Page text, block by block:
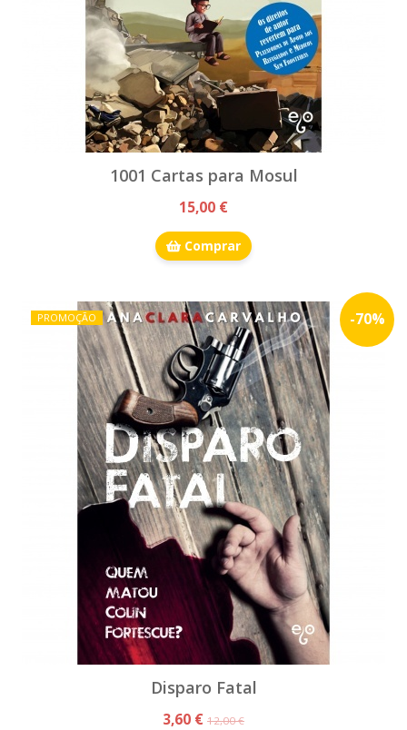
1001 Cartas para Mosul
15,00 €
Comprar
-70%
PROMOÇÃO
Disparo Fatal
3,60 € 12,00 €